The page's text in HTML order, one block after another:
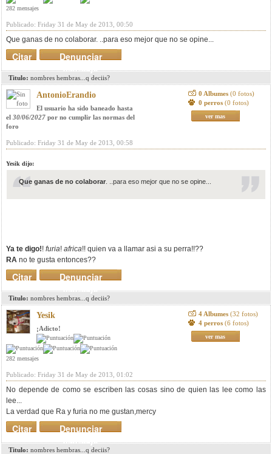
282 mensajes
Publicado: Friday 31 de May de 2013, 00:50
Que ganas de no colaborar. ..para eso mejor que no se opine...
Denunciar
mensaje
Citar
Titulo: nombres hembras...q deciis?
AntonioErandio
El usuario ha sido baneado hasta
el 30/06/2027 por no cumplir las normas del
foro
0 Albumes (0 fotos)
0 perros (0 fotos)
ver mas
Publicado: Friday 31 de May de 2013, 00:58
Yesik dijo:
Que ganas de no colaborar . ..para eso mejor que no se opine...
Ya te digo!! furia! africa!! quien va a llamar asi a su perra!!??
RA no te gusta entonces??
Denunciar
mensaje
Citar
Titulo: nombres hembras...q deciis?
Yesik
¡Adicto!
282 mensajes
4 Albumes (32 fotos)
4 perros (6 fotos)
ver mas
Publicado: Friday 31 de May de 2013, 01:02
No depende de como se escriben las cosas sino de quien las lee como las
lee...
La verdad que Ra y furia no me gustan,mercy
Denunciar
mensaje
Citar
Titulo: nombres hembras...q deciis?